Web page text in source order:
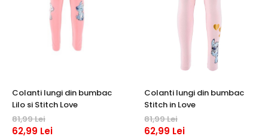
Colanti lungi din bumbac
Lilo si Stitch Love
81,99 Lei
62,99 Lei
Colanti lungi din bumbac
Stitch in Love
81,99 Lei
62,99 Lei